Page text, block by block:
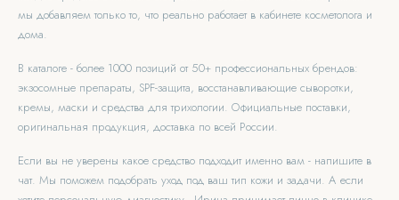
мы добавляем только то, что реально работает в кабинете косметолога и
дома.
В каталоге - более 1000 позиций от 50+ профессиональных брендов:
экзосомные препараты, SPF-защита, восстанавливающие сыворотки,
кремы, маски и средства для трихологии. Официальные поставки,
оригинальная продукция, доставка по всей России.
Если вы не уверены какое средство подходит именно вам - напишите в
чат. Мы поможем подобрать уход под ваш тип кожи и задачи. А если